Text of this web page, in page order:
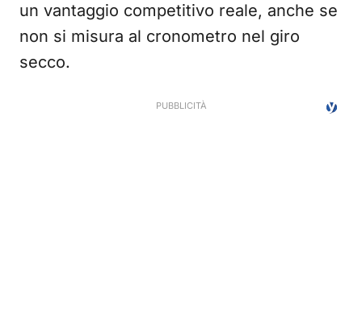
un vantaggio competitivo reale, anche se
non si misura al cronometro nel giro
secco.